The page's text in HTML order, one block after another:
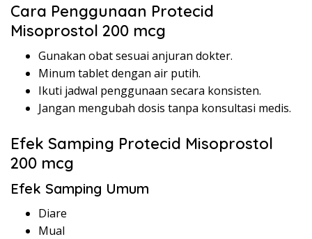
Cara Penggunaan Protecid
Misoprostol 200 mcg
Gunakan obat sesuai anjuran dokter.
Minum tablet dengan air putih.
Ikuti jadwal penggunaan secara konsisten.
Jangan mengubah dosis tanpa konsultasi medis.
Efek Samping Protecid Misoprostol
200 mcg
Efek Samping Umum
Diare
Mual